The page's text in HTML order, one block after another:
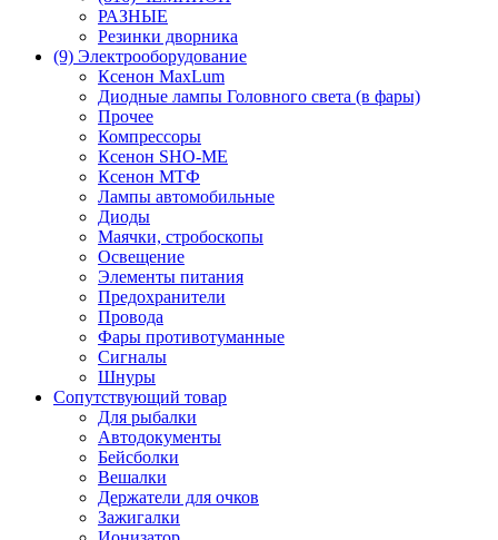
РАЗНЫЕ
Резинки дворника
(9) Электрооборудование
Ксенон MaxLum
Диодные лампы Головного света (в фары)
Прочее
Компрессоры
Ксенон SHO-ME
Ксенон МТФ
Лампы автомобильные
Диоды
Маячки, стробоскопы
Освещение
Элементы питания
Предохранители
Провода
Фары противотуманные
Сигналы
Шнуры
Сопутствующий товар
Для рыбалки
Автодокументы
Бейсболки
Вешалки
Держатели для очков
Зажигалки